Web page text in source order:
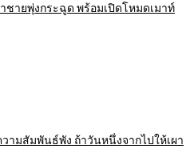
ชายพุ่งกระฉูด พร้อมเปิดโหมดเมาท์
วามสัมพันธ์พัง ถ้าวันหนึ่งจากไปให้เผา